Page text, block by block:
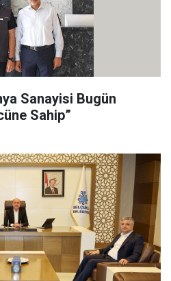
Sanayisi Bugün
Sahip”